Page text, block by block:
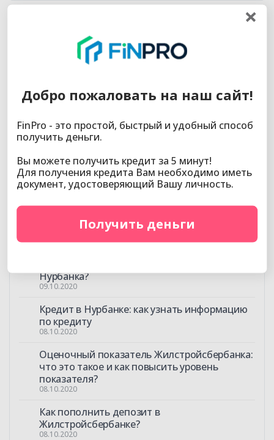
Интересные новости
Способы оплаты кредита в Нурбанке
Денежные переводы между картами в
Нурбанке через NURPay
Как оформить товарный кредит в Нурбанке?
Как узнать информацию о состоянии счета в
Нурбанке
Как подключиться к интернет-банкингу
Нурбанка?
09.10.2020
Нурбанка?
09.10.2020
Кредит в Нурбанке: как узнать информацию
по кредиту
08.10.2020
Оценочный показатель Жилстройсбербанка:
что это такое и как повысить уровень
показателя?
08.10.2020
Как пополнить депозит в
Жилстройсбербанке?
08.10.2020
Добро пожаловать на наш сайт!
FinPro - это простой, быстрый и удобный способ
получить деньги.
Вы можете получить кредит за 5 минут!
Для получения кредита Вам необходимо иметь
документ, удостоверяющий Вашу личность.
Получить деньги